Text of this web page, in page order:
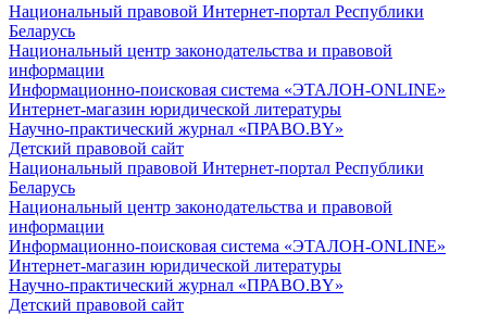
Национальный правовой Интернет-портал Республики
Беларусь
Национальный центр законодательства и правовой
информации
Информационно-поисковая система «ЭТАЛОН-ONLINE»
Интернет-магазин юридической литературы
Научно-практический журнал «ПРАВО.BY»
Детский правовой сайт
Национальный правовой Интернет-портал Республики
Беларусь
Национальный центр законодательства и правовой
информации
Информационно-поисковая система «ЭТАЛОН-ONLINE»
Интернет-магазин юридической литературы
Научно-практический журнал «ПРАВО.BY»
Детский правовой сайт